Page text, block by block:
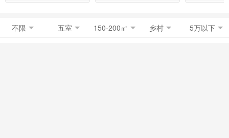
不限 五室 150-200㎡ 乡村 5万以下